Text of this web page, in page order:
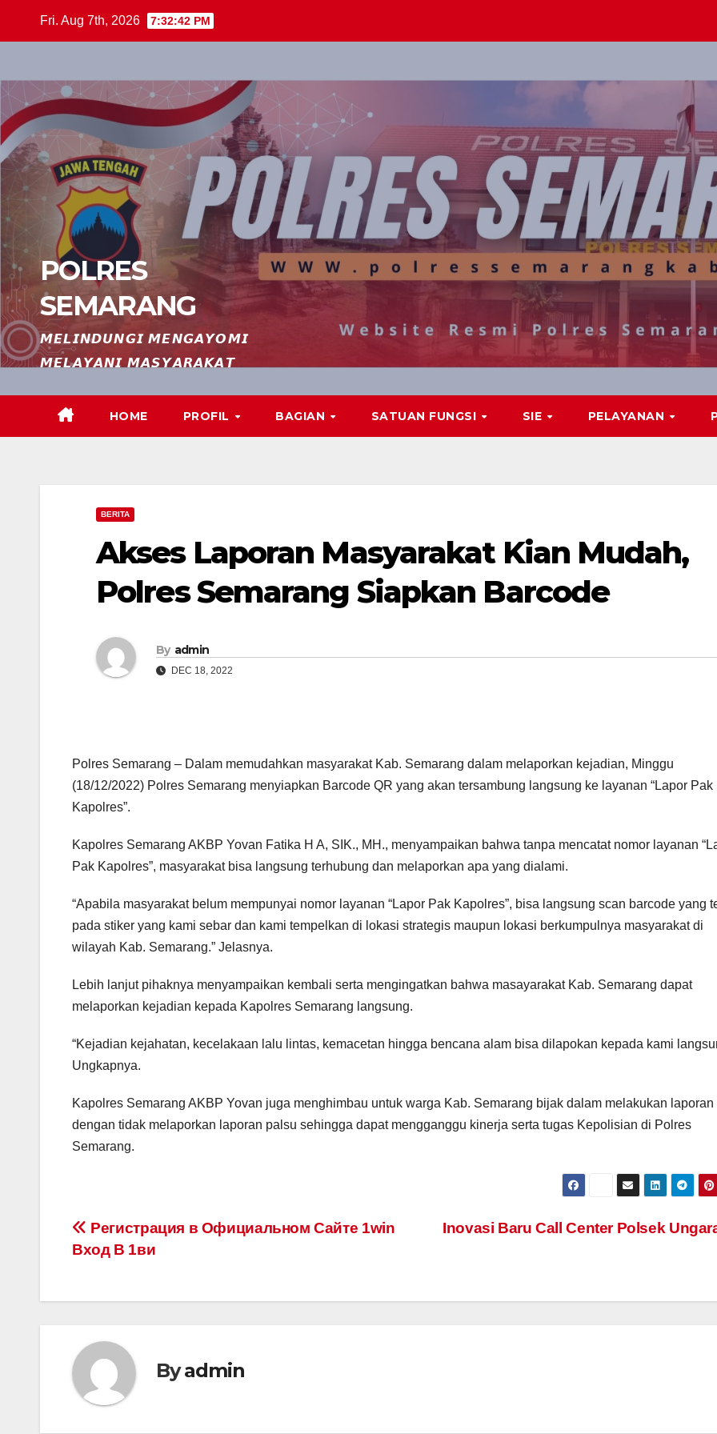
Fri. Aug 7th, 2026 7:32:43 PM
POLRES
SEMARANG
𝙈𝙀𝙇𝙄𝙉𝘿𝙐𝙉𝙂𝙄 𝙈𝙀𝙉𝙂𝘼𝙔𝙊𝙈𝙄
𝙈𝙀𝙇𝘼𝙔𝘼𝙉𝙄 𝙈𝘼𝙎𝙔𝘼𝙍𝘼𝙆𝘼𝙏
HOME PROFIL BAGIAN SATUAN FUNGSI SIE PELAYANAN
BERITA
Akses Laporan Masyarakat Kian Mudah,
Polres Semarang Siapkan Barcode
By admin
DEC 18, 2022
Polres Semarang – Dalam memudahkan masyarakat Kab. Semarang dalam melaporkan kejadian, Minggu
(18/12/2022) Polres Semarang menyiapkan Barcode QR yang akan tersambung langsung ke layanan “Lapor Pak
Kapolres”.
Kapolres Semarang AKBP Yovan Fatika H A, SIK., MH., menyampaikan bahwa tanpa mencatat nomor layanan
Pak Kapolres”, masyarakat bisa langsung terhubung dan melaporkan apa yang dialami.
“Apabila masyarakat belum mempunyai nomor layanan “Lapor Pak Kapolres”, bisa langsung scan barcode yang
pada stiker yang kami sebar dan kami tempelkan di lokasi strategis maupun lokasi berkumpulnya masyarakat di
wilayah Kab. Semarang.” Jelasnya.
Lebih lanjut pihaknya menyampaikan kembali serta mengingatkan bahwa masayarakat Kab. Semarang dapat
melaporkan kejadian kepada Kapolres Semarang langsung.
“Kejadian kejahatan, kecelakaan lalu lintas, kemacetan hingga bencana alam bisa dilapokan kepada kami
Ungkapnya.
Kapolres Semarang AKBP Yovan juga menghimbau untuk warga Kab. Semarang bijak dalam melakukan laporan
dengan tidak melaporkan laporan palsu sehingga dapat mengganggu kinerja serta tugas Kepolisian di Polres
Semarang.
Post
navigation
Inovasi Baru Call Center Polsek
Регистрация в Официальном Сайте 1win
Вход В 1ви
Byadmin